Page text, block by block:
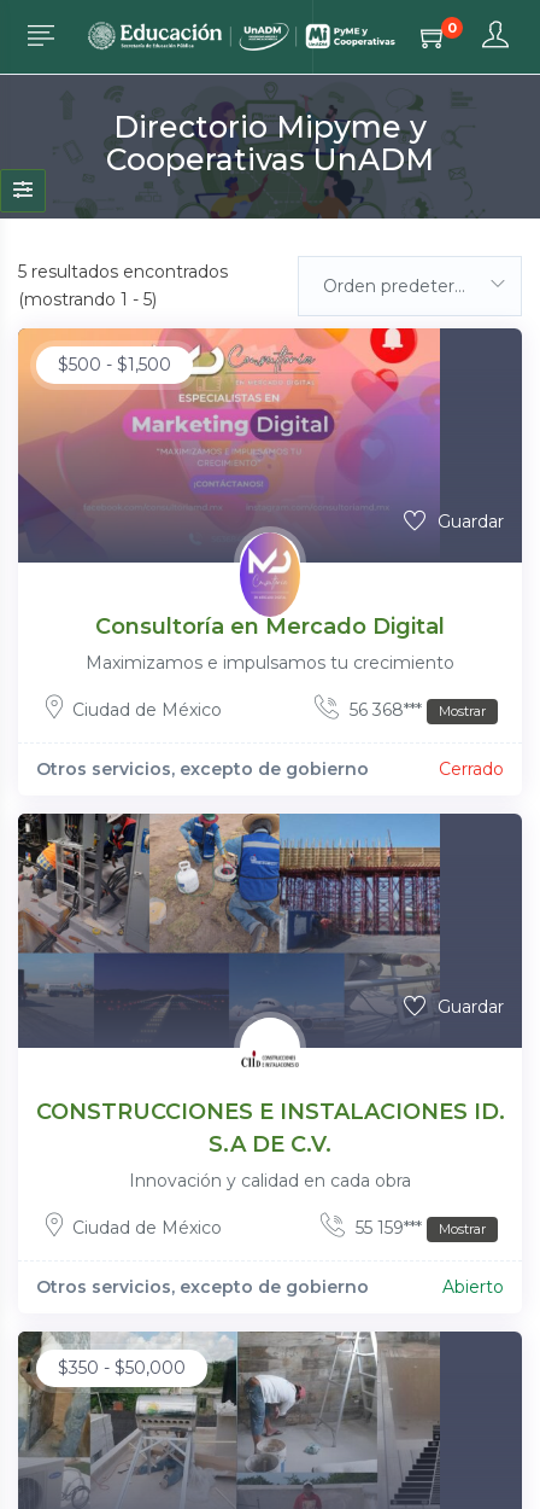
0
Directorio Mipyme y
Cooperativas UnADM
5 resultados encontrados
(mostrando 1 - 5)
Orden predeterminada
$500 - $1,500
Guardar
Consultoría en Mercado Digital
Maximizamos e impulsamos tu crecimiento
Ciudad de México 56 368*** Mostrar
Otros servicios, excepto de gobierno Cerrado
Guardar
CONSTRUCCIONES E INSTALACIONES ID.
S.A DE C.V.
Innovación y calidad en cada obra
Ciudad de México 55 159*** Mostrar
Otros servicios, excepto de gobierno Abierto
$350 - $50,000